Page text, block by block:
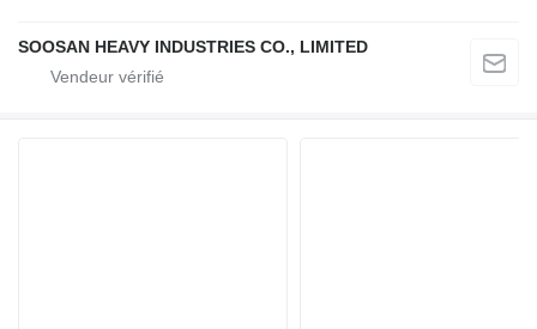
SOOSAN HEAVY INDUSTRIES CO., LIMITED